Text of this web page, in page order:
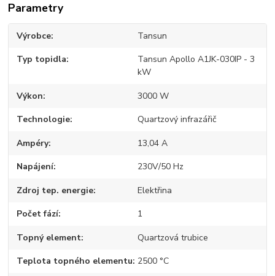
Parametry
Výrobce Tansun
Typ topidla
Tansun Apollo A1JK-030IP - 3
kW
Výkon 3000 W
Technologie Quartzový infrazářič
Ampéry 13,04 A
Napájení 230V/50 Hz
Zdroj tep. energie Elektřina
Počet fází 1
Topný element Quartzová trubice
Teplota topného elementu 2500 °C